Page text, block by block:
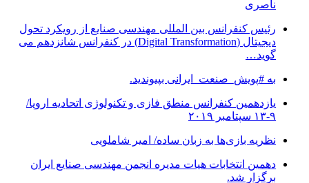
ناصری
رئیس کنفرانس بین المللی مهندسی صنایع از رویکرد تحول
دیجیتال (Digital Transformation) در کنفرانس شانزدهم می
گوید…
به #پویش_صنعت_ایرانی بپیوندید.
یازدهمین کنفرانس منطق فازی و تکنولوژی اتحادیه اروپا/
۹-۱۳ سپتامبر ۲۰۱۹
نظریه بازی‌ها به زبان ساده/ امیر شاملویی
دهمین انتخابات هیات مدیره انجمن مهندسی صنایع ایران
برگزار شد.